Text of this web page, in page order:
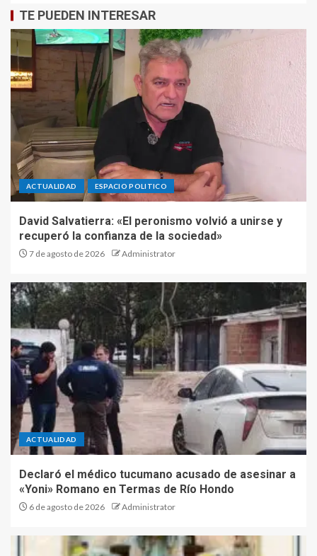
TE PUEDEN INTERESAR
ACTUALIDAD ESPACIO POLITICO
David Salvatierra: «El peronismo volvió a unirse y
recuperó la confianza de la sociedad»
7 de agosto de 2026 Administrator
ACTUALIDAD
Declaró el médico tucumano acusado de asesinar a
«Yoni» Romano en Termas de Río Hondo
6 de agosto de 2026 Administrator